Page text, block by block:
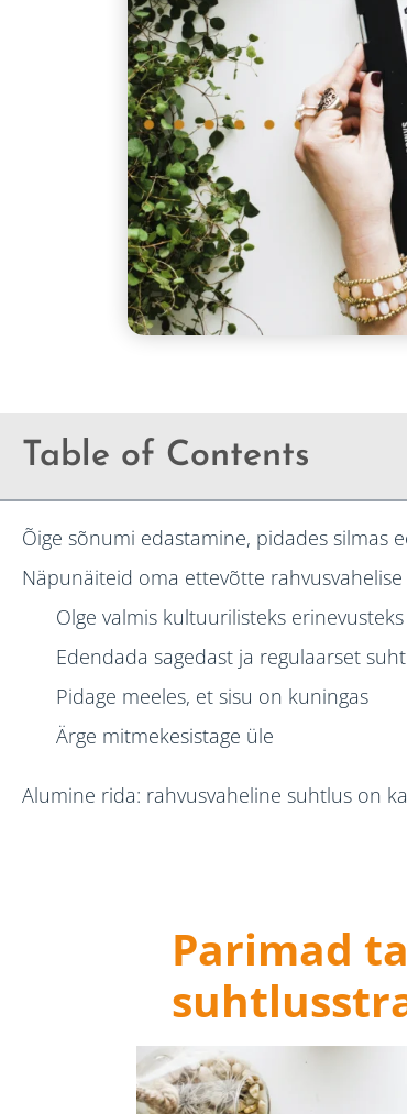
Table of Contents
Õige sõnumi edastamine, pidades silmas
Näpunäiteid oma ettevõtte
Olge valmis kultuurilisteks
Edendada sagedast ja regulaarset
Pidage meeles, et sisu on kuningas
Ärge mitmekesistage üle
Alumine rida: rahvusvaheline suhtlus on
Parimad